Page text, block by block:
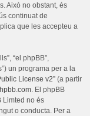
Això no obstant, és
continuat de
que les accepteu a
“el phpBB”,
un programa per a la
License v2” (a partir
. El phpBB
Limted no és
o conducta. Per a